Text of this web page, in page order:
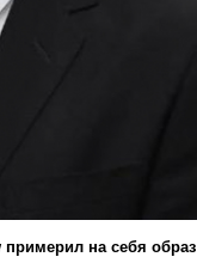
на себя образ